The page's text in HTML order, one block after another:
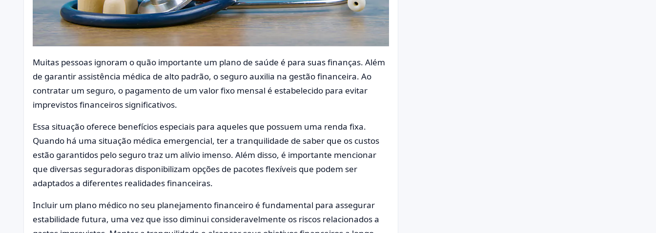
Muitas pessoas ignoram o quão importante um plano de saúde é para suas finanças. Além
de garantir assistência médica de alto padrão, o seguro auxilia na gestão financeira. Ao
contratar um seguro, o pagamento de um valor fixo mensal é estabelecido para evitar
imprevistos financeiros significativos.
Essa situação oferece benefícios especiais para aqueles que possuem uma renda fixa.
Quando há uma situação médica emergencial, ter a tranquilidade de saber que os custos
estão garantidos pelo seguro traz um alívio imenso. Além disso, é importante mencionar
que diversas seguradoras disponibilizam opções de pacotes flexíveis que podem ser
adaptados a diferentes realidades financeiras.
Incluir um plano médico no seu planejamento financeiro é fundamental para assegurar
estabilidade futura, uma vez que isso diminui consideravelmente os riscos relacionados a